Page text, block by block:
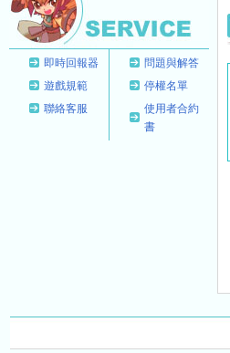
即時回報器
遊戲規範
聯絡客服
問題與解答
停權名單
使用者合約
書